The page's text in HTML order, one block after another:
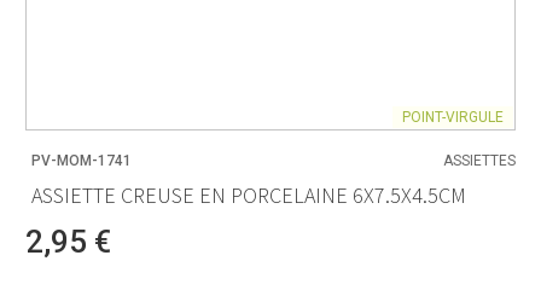
POINT-VIRGULE
PV-MOM-1741 ASSIETTES
ASSIETTE CREUSE EN PORCELAINE 6X7.5X4.5CM
2,95 €